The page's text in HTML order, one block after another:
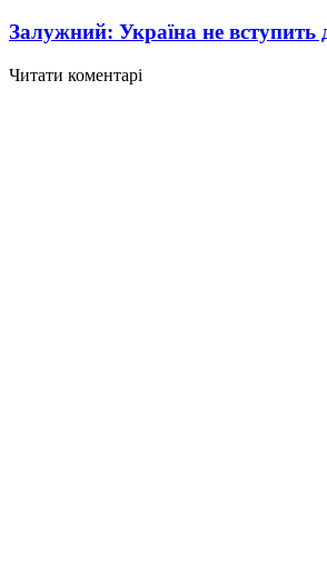
Залужний: Україна не
Читати коментарі